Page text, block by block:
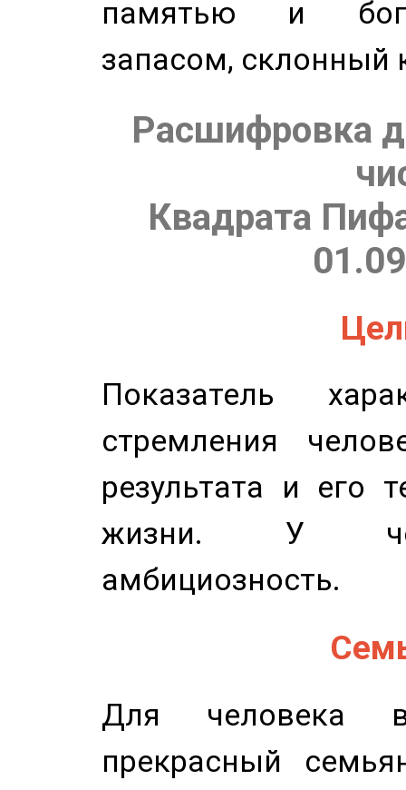
памятью и
запасом, склонный
Расшифровка
Квадрата
Показатель
стремления
результата и его
жизни. У
амбициозность.
Для человека
прекрасный